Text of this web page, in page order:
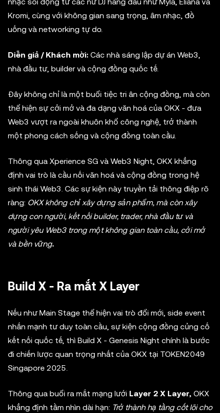
Kromi, cùng với không gian sang trọng, âm nhạc, đồ
uống và networking tự do.
Diễn giả / Khách mời: Các nhà sáng lập dự án Web3,
nhà đầu tư, builder và cộng đồng quốc tế.
Đây không chỉ là một buổi tiệc tri ân cộng đồng, mà còn
thể hiện sự cởi mở và đa dạng văn hoá của OKX - đưa
Web3 vượt ra ngoài khuôn khổ công nghệ, trở thành
một phong cách sống và cộng đồng toàn cầu.
Thông qua Xperience SG và Web3 Night, OKX khẳng
định vai trò là cầu nối văn hoá và cộng đồng trong hệ
sinh thái Web3. Các sự kiện này truyền tải thông điệp rõ
ràng: OKX không chỉ xây dựng sản phẩm, mà còn xây
dựng con người, kết nối builder, trader, nhà đầu tư và
người yêu Web3 trong một không gian toàn cầu, cởi mở
và bền vững.
Build X - Ra mắt X Layer
Nếu như Main Stage thể hiện vai trò đổi mới, side event
nhấn mạnh tư duy toàn cầu, sự kiện cộng đồng củng cố
kết nối quốc tế, thì Build X - Genesis Night chính là bước
đi chiến lược quan trọng nhất của OKX tại TOKEN2049
Singapore 2025.
Thông qua buổi ra mắt mạng lưới Layer 2 X Layer, OKX
khẳng định tầm nhìn dài hạn: Trở thành hạ tầng cốt lõi cho